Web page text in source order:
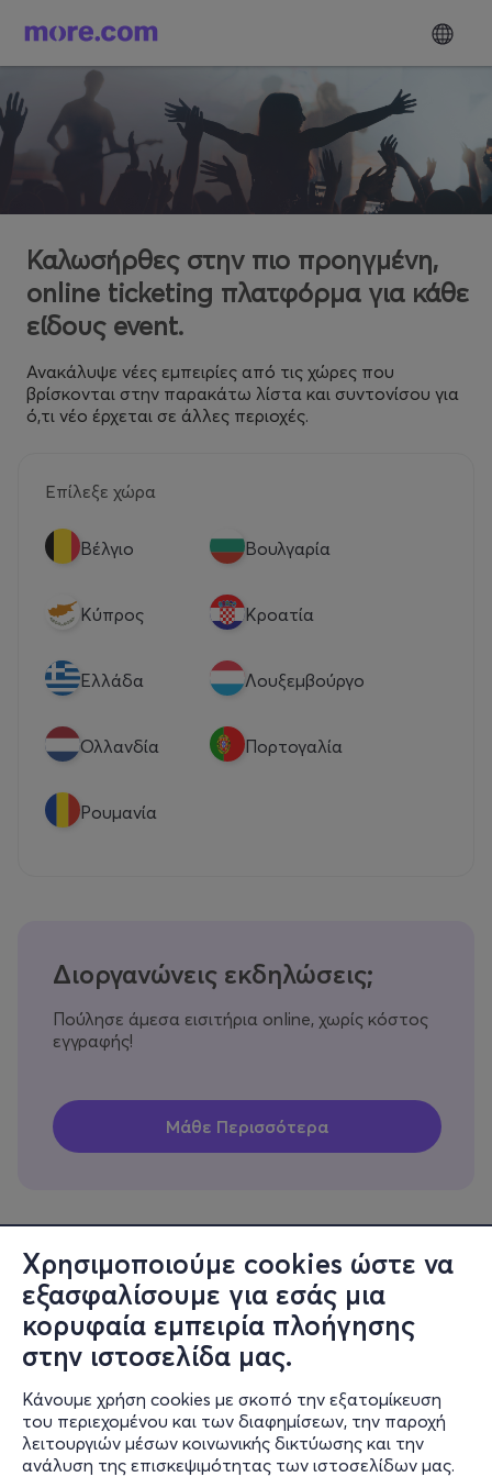
Χρησιμοποιούμε cookies ώστε να
εξασφαλίσουμε για εσάς μια
κορυφαία εμπειρία πλοήγησης
στην ιστοσελίδα μας.
Κάνουμε χρήση cookies με σκοπό την εξατομίκευση
του περιεχομένου και των διαφημίσεων, την παροχή
λειτουργιών μέσων κοινωνικής δικτύωσης και την
ανάλυση της επισκεψιμότητας των ιστοσελίδων μας.
Καλωσήρθες στην πιο προηγμένη,
online ticketing πλατφόρμα για κάθε
είδους event.
Ανακάλυψε νέες εμπειρίες από τις χώρες που
βρίσκονται στην παρακάτω λίστα και συντονίσου για
ό,τι νέο έρχεται σε άλλες περιοχές.
Επίλεξε χώρα
Βέλγιο Βουλγαρία
Κύπρος Κροατία
Eλλάδα Λουξεμβούργο
Ολλανδία Πορτογαλία
Ρουμανία
Διοργανώνεις εκδηλώσεις;
Πούλησε άμεσα εισιτήρια online, χωρίς κόστος
εγγραφής!
Πληροφορίες
Υποστήριξη
Stay Connected